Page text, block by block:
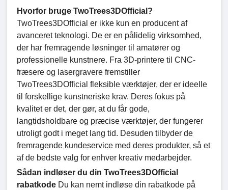
Hvorfor bruge TwoTrees3DOfficial?
TwoTrees3DOfficial er ikke kun en producent af
avanceret teknologi. De er en pålidelig virksomhed,
der har fremragende løsninger til amatører og
professionelle kunstnere. Fra 3D-printere til CNC-
fræsere og lasergravere fremstiller
TwoTrees3DOfficial fleksible værktøjer, der er ideelle
til forskellige kunstneriske krav. Deres fokus på
kvalitet er det, der gør, at du får gode,
langtidsholdbare og præcise værktøjer, der fungerer
utroligt godt i meget lang tid. Desuden tilbyder de
fremragende kundeservice med deres produkter, så et
af de bedste valg for enhver kreativ medarbejder.
Sådan indløser du din TwoTrees3DOfficial
rabatkode Du kan nemt indløse din rabatkode på